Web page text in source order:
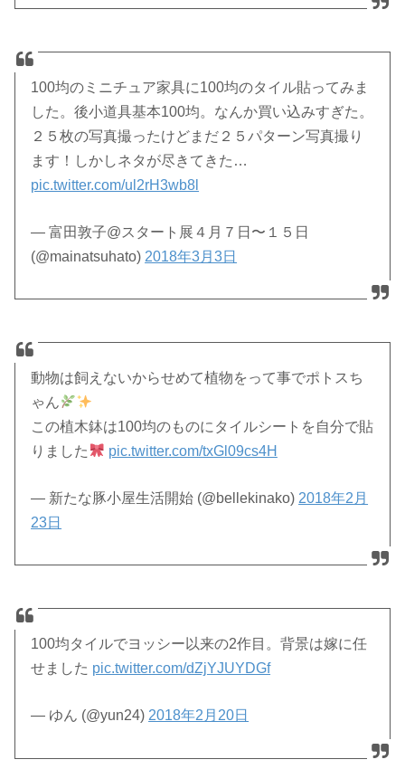
100均のミニチュア家具に100均のタイル貼ってみま
した。後小道具基本100均。なんか買い込みすぎた。
２５枚の写真撮ったけどまだ２５パターン写真撮り
ます！しかしネタが尽きてきた…
pic.twitter.com/ul2rH3wb8l
— 富田敦子@スタート展４月７日〜１５日
(@mainatsuhato) 2018年3月3日
動物は飼えないからせめて植物をって事でポトスち
ゃん
この植木鉢は100均のものにタイルシートを自分で貼
りました
pic.twitter.com/txGl09cs4H
— 新たな豚小屋生活開始 (@bellekinako) 2018年2月
23日
100均タイルでヨッシー以来の2作目。背景は嫁に任
せました pic.twitter.com/dZjYJUYDGf
— ゆん (@yun24) 2018年2月20日